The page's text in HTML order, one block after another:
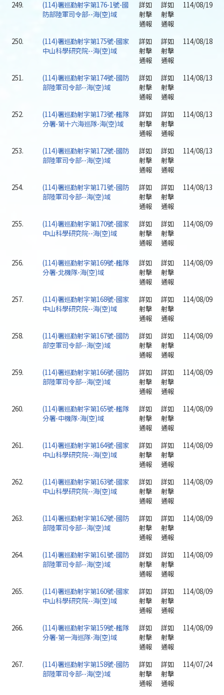
249.
(114)署巡勤射字第176-1號-國
防部陸軍司令部--海(空)域
詳如
射擊
通報
詳如
射擊
通報
114/08/19
250.
(114)署巡勤射字第175號-國家
中山科學研究院--海(空)域
詳如
射擊
通報
詳如
射擊
通報
114/08/18
251.
(114)署巡勤射字第174號-國防
部陸軍司令部--海(空)域
詳如
射擊
通報
詳如
射擊
通報
114/08/13
252.
(114)署巡勤射字第173號-艦隊
分署-第十六海巡隊-海(空)域
詳如
射擊
通報
詳如
射擊
通報
114/08/13
253.
(114)署巡勤射字第172號-國防
部陸軍司令部--海(空)域
詳如
射擊
通報
詳如
射擊
通報
114/08/13
254.
(114)署巡勤射字第171號-國防
部陸軍司令部--海(空)域
詳如
射擊
通報
詳如
射擊
通報
114/08/13
255.
(114)署巡勤射字第170號-國家
中山科學研究院--海(空)域
詳如
射擊
通報
詳如
射擊
通報
114/08/09
256.
(114)署巡勤射字第169號-艦隊
分署-北機隊-海(空)域
詳如
射擊
通報
詳如
射擊
通報
114/08/09
257.
(114)署巡勤射字第168號-國家
中山科學研究院--海(空)域
詳如
射擊
通報
詳如
射擊
通報
114/08/09
258.
(114)署巡勤射字第167號-國防
部空軍司令部--海(空)域
詳如
射擊
通報
詳如
射擊
通報
114/08/09
259.
(114)署巡勤射字第166號-國防
部陸軍司令部--海(空)域
詳如
射擊
通報
詳如
射擊
通報
114/08/09
260.
(114)署巡勤射字第165號-艦隊
分署-中機隊-海(空)域
詳如
射擊
通報
詳如
射擊
通報
114/08/09
261.
(114)署巡勤射字第164號-國家
中山科學研究院--海(空)域
詳如
射擊
通報
詳如
射擊
通報
114/08/09
262.
(114)署巡勤射字第163號-國家
中山科學研究院--海(空)域
詳如
射擊
通報
詳如
射擊
通報
114/08/09
263.
(114)署巡勤射字第162號-國防
部陸軍司令部--海(空)域
詳如
射擊
通報
詳如
射擊
通報
114/08/09
264.
(114)署巡勤射字第161號-國防
部陸軍司令部--海(空)域
詳如
射擊
通報
詳如
射擊
通報
114/08/09
265.
(114)署巡勤射字第160號-國家
中山科學研究院--海(空)域
詳如
射擊
通報
詳如
射擊
通報
114/08/09
266.
(114)署巡勤射字第159號-艦隊
分署-第一海巡隊-海(空)域
詳如
射擊
通報
詳如
射擊
通報
114/08/09
267.
(114)署巡勤射字第158號-國防
部陸軍司令部--海(空)域
詳如
射擊
通報
詳如
射擊
通報
114/07/24